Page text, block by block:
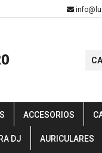
ACCESORIOS
DJ AURICULARES